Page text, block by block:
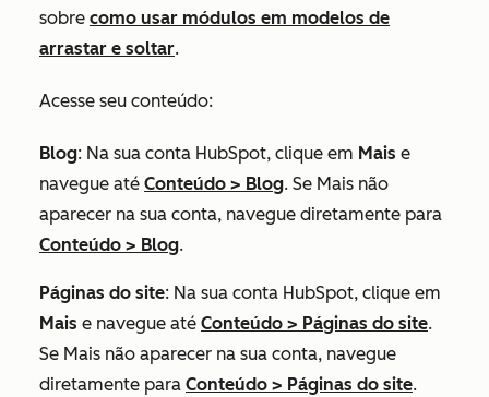
sobre como usar módulos em modelos de
arrastar e soltar.
Acesse seu conteúdo:
Blog: Na sua conta HubSpot, clique em Mais e
navegue até Conteúdo > Blog. Se Mais não
aparecer na sua conta, navegue diretamente para
Conteúdo > Blog.
Páginas do site: Na sua conta HubSpot, clique em
Mais e navegue até Conteúdo > Páginas do site.
Se Mais não aparecer na sua conta, navegue
diretamente para Conteúdo > Páginas do site.